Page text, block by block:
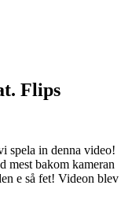
Flips
spela in denna video!
mest bakom kameran
e så fet! Videon blev